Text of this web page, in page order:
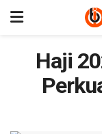
Haji